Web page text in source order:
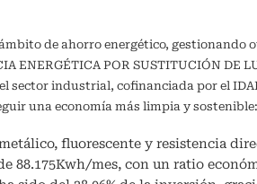
de ahorro energético, gestionando
POR SUSTITUCIÓN DE
sector industrial, cofinanciada por el
una economía más limpia y sostenible:
fluorescente y resistencia
88.175Kwh/mes, con un ratio